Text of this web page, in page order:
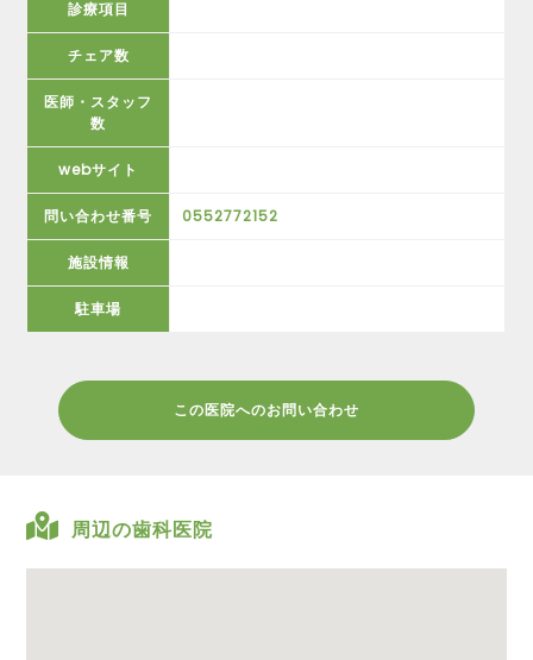
診療項目
チェア数
医師・スタッフ
数
webサイト
問い合わせ番号 0552772152
施設情報
駐車場
この医院へのお問い合わせ
周辺の歯科医院